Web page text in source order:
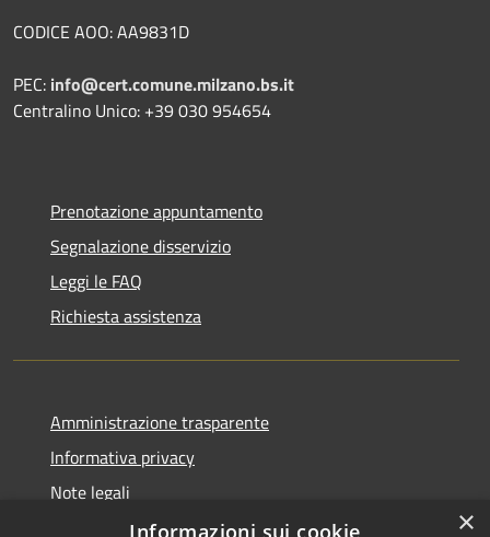
CODICE AOO: AA9831D
PEC: info@cert.comune.milzano.bs.it
Centralino Unico: +39 030 954654
Prenotazione appuntamento
Segnalazione disservizio
Leggi le FAQ
Richiesta assistenza
Amministrazione trasparente
Informativa privacy
Note legali
Dichiarazione di accessibilità
×
Informazioni sui cookie